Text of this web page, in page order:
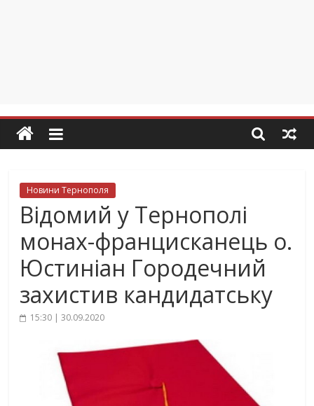
Новини Тернополя
Відомий у Тернополі
монах-францисканець о.
Юстиніан Городечний
захистив кандидатську
15:30 | 30.09.2020